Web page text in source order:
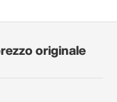
originale